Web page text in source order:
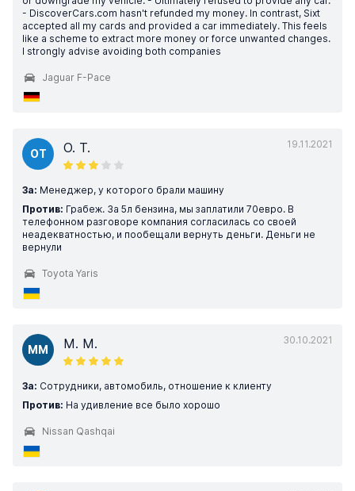
- DiscoverCars.com hasn't refunded my money. In contrast, Sixt
accepted all my cards and provided a car immediately. This feels
like a scheme to extract more money or force unwanted changes.
I strongly advise avoiding both companies
Jaguar F-Pace
19.11.2021
OT O. T.
За: Менеджер, у которого брали машину
Против: Грабеж. За 5л бензина, мы заплатили 70евро. В
телефонном разговоре компания согласилась со своей
неадекватностью, и пообещали вернуть деньги. Деньги не
вернули
Toyota Yaris
30.10.2021
MM M. M.
За: Сотрудники, автомобиль, отношение к клиенту
Против: На удивление все было хорошо
Nissan Qashqai